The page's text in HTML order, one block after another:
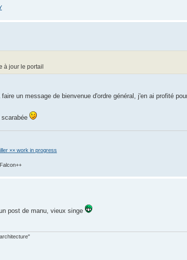
à jour le portail
un message de bienvenue d'ordre général, j'en ai profité
×× work in progress
post de manu, vieux singe